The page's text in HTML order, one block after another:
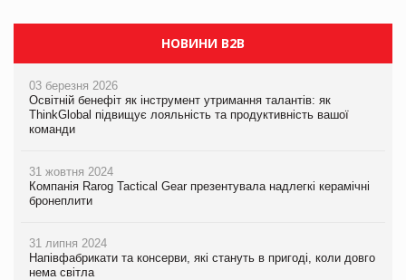
НОВИНИ B2B
03 березня 2026
Освітній бенефіт як інструмент утримання талантів: як
ThinkGlobal підвищує лояльність та продуктивність вашої
команди
31 жовтня 2024
Компанія Rarog Tactical Gear презентувала надлегкі керамічні
бронеплити
31 липня 2024
Напівфабрикати та консерви, які стануть в пригоді, коли довго
нема світла